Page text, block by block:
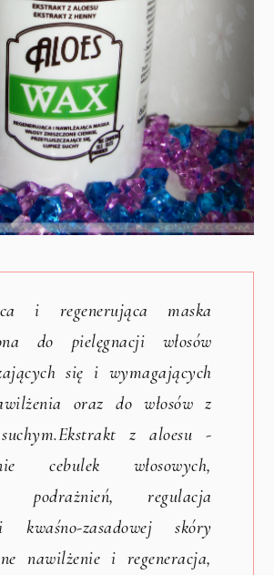
i regenerująca maska
do pielęgnacji włosów
się i wymagających
oraz do włosów z
Ekstrakt z aloesu -
cebulek włosowych,
podrażnień, regulacja
kwaśno-zasadowej skóry
nawilżenie i regeneracja,